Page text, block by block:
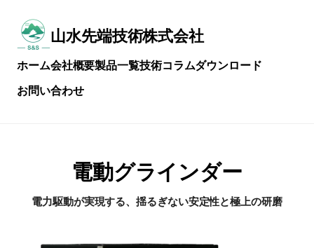
山水先端技術株式会社
常
技
を
ホーム会社概要製品一覧技術コラムダウンロード
お問い合わせ
電動グラインダー
電力駆動が実現する、揺るぎない安定性と極上の研磨